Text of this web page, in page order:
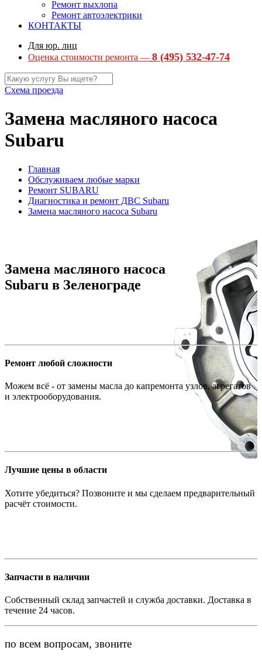
Ремонт выхлопа
Ремонт автоэлектрики
КОНТАКТЫ
Для юр. лиц
Оценка стоимости ремонта — 8 (495) 532-47-74
Схема проезда
Замена масляного насоса
Subaru
Главная
Обслуживаем любые марки
Ремонт SUBARU
Диагностика и ремонт ДВС Subaru
Замена масляного насоса Subaru
Замена масляного насоса
Subaru в Зеленограде
Ремонт любой сложности
Можем всё - от замены масла до капремонта узлов, агрегатов
и электрооборудования.
Лучшие цены в области
Хотите убедиться? Позвоните и мы сделаем предварительный
расчёт стоимости.
Запчасти в наличии
Собственный склад запчастей и служба доставки. Доставка в
течение 24 часов.
по всем вопросам, звоните